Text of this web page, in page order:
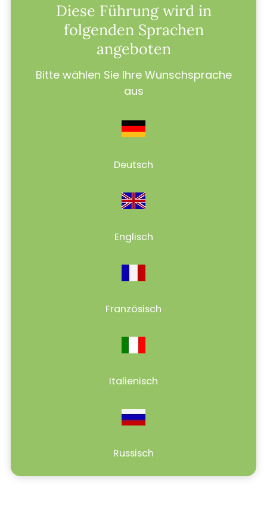
Diese Führung wird in
folgenden Sprachen
angeboten
Bitte wählen Sie Ihre Wunschsprache
aus
Deutsch
Englisch
Französisch
Italienisch
Russisch